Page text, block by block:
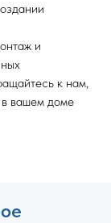
и
к нам,
в вашем доме